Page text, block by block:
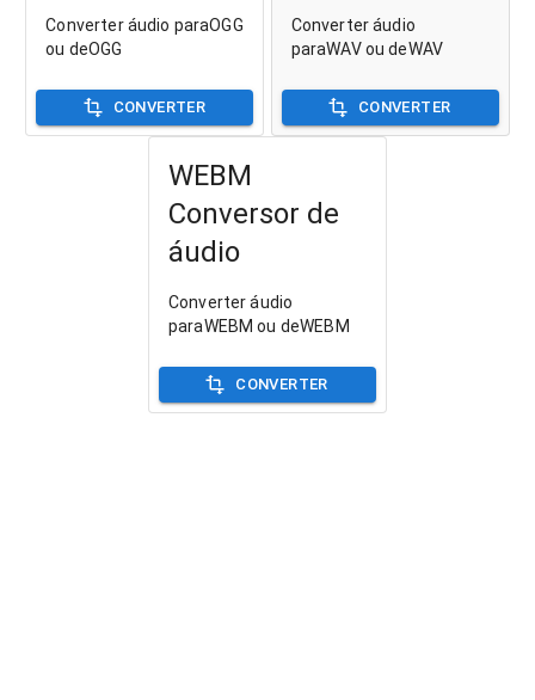
Converter áudio paraOGG
ou deOGG
CONVERTER
Converter áudio
paraWAV ou deWAV
CONVERTER
WEBM
Conversor de
áudio
Converter áudio
paraWEBM ou deWEBM
CONVERTER